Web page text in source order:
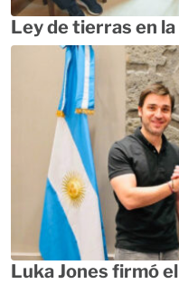
Ley de tierras en
Luka Jones firmó